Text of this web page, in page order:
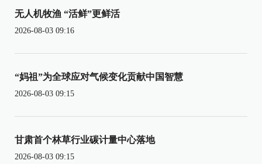
无人机牧渔 “活鲜”更鲜活
2026-08-03 09:16
“妈祖”为全球应对气候变化贡献中国智慧
2026-08-03 09:15
甘肃首个林草行业碳计量中心落地
2026-08-03 09:15